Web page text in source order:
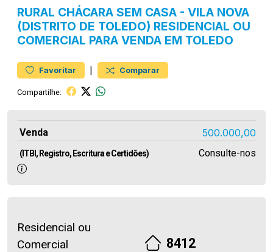
RURAL CHÁCARA SEM CASA - VILA NOVA
(DISTRITO DE TOLEDO) RESIDENCIAL OU
COMERCIAL PARA VENDA EM TOLEDO
Favoritar | Comparar
Compartilhe:
Venda 500.000,00
(ITBI, Registro, Escritura e Certidões) Consulte-nos
Residencial ou
Comercial
8412